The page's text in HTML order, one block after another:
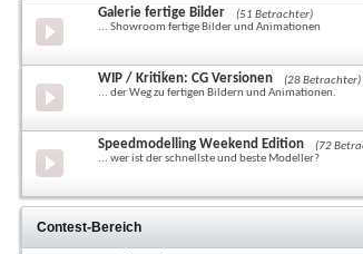
Galerie fertige Bilder
(51 Betrachter)
... Showroom fertige Bilder und Animationen
WIP / Kritiken: CG Versionen
(28 Betrachter)
... der Weg zu fertigen Bildern und Animationen.
Speedmodelling Weekend Edition
(72
... wer ist der schnellste und beste Modeller?
Contest-Bereich